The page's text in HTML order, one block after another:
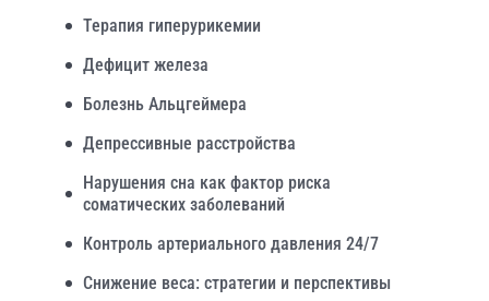
Терапия гиперурикемии
Дефицит железа
Болезнь Альцгеймера
Депрессивные расстройства
Нарушения сна как фактор риска
соматических заболеваний
Контроль артериального давления 24/7
Снижение веса: стратегии и перспективы